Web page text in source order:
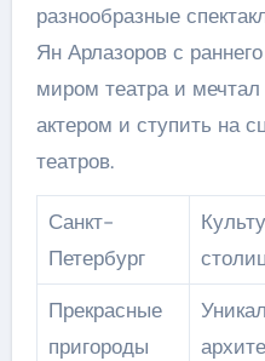
разнообразные
Ян Арлазоров с
миром театра и
актером и ступить на
театров.
Санкт-
Петербург
Прекрасные
пригороды